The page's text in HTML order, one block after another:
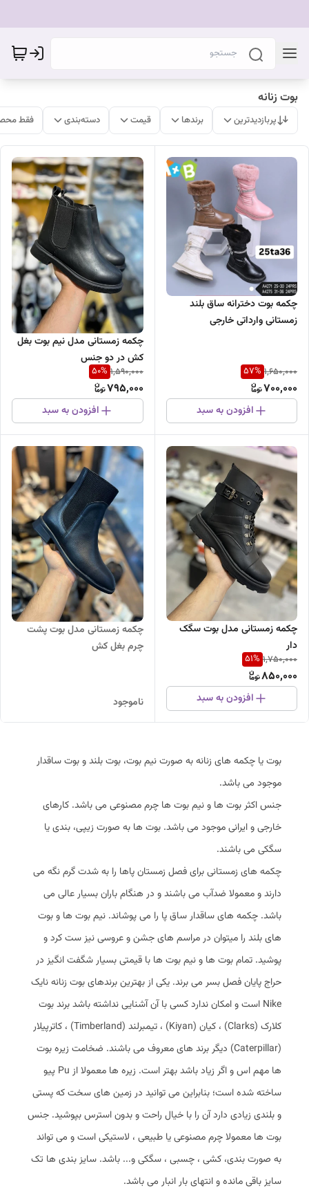
بوت زنانه
پربازدیدترین برندها قیمت دسته‌بندی فقط
چکمه بوت دخترانه ساق بلند
زمستانی وارداتی خارجی
1,650,000
57%
700,000
افزودن به سبد
چکمه زمستانی مدل نیم بوت بغل
کش در دو جنس
1,590,000
50%
795,000
افزودن به سبد
چکمه زمستانی مدل بوت سگک
دار
1,750,000
51%
850,000
افزودن به سبد
چکمه زمستانی مدل بوت پشت
چرم بغل کش
ناموجود
بوت یا چکمه های زنانه به صورت نیم بوت، بوت بلند و بوت ساقدار
موجود می باشد.
جنس اکثر بوت ها و نیم بوت ها چرم مصنوعی می باشد. کارهای
خارجی و ایرانی موجود می باشد. بوت ها به صورت زیپی، بندی یا
سگکی می باشند.
چکمه های زمستانی برای فصل زمستان پاها را به شدت گرم نگه می
دارند و معمولا ضدآب می باشند و در هنگام باران بسیار عالی می
باشد. چکمه های ساقدار ساق پا را می پوشاند. نیم بوت ها و بوت
های بلند را میتوان در مراسم های جشن و عروسی نیز ست کرد و
پوشید. تمام بوت ها و نیم بوت ها با قیمتی بسیار شگفت انگیز در
حراج پایان فصل بسر می برند. یکی از بهترین برندهای بوت زنانه نایک
Nike است و امکان ندارد کسی با آن آشنایی نداشته باشد برند بوت
کلارک (Clarks) ، کیان (Kiyan) ، تیمبرلند (Timberland) ، کاترپیلار
(Caterpillar) دیگر برند های معروف می باشند. ضخامت زیره بوت
ها مهم اس و اگر زیاد باشد بهتر است. زیره ها معمولا از Pu پیو
ساخته شده است؛ بنابراین می توانید در زمین های سخت که پستی
و بلندی زیادی دارد آن را با خیال راحت و بدون استرس بپوشید. جنس
بوت ها معمولا چرم مصنوعی یا طبیعی ، لاستیکی است و می تواند
به صورت بندی، کشی ، چسبی ، سگکی و... باشد. سایز بندی ها تک
سایز باقی مانده و انتهای بار انبار می باشد.